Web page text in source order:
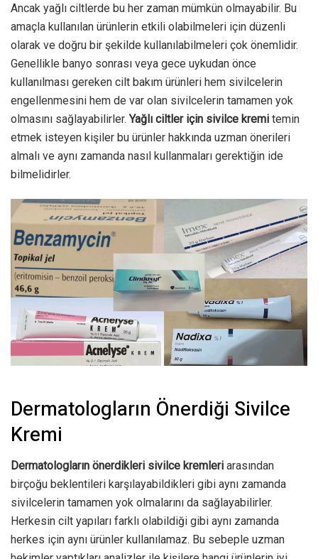
Ancak yağlı ciltlerde bu her zaman mümkün olmayabilir. Bu
amaçla kullanılan ürünlerin etkili olabilmeleri için düzenli
olarak ve doğru bir şekilde kullanılabilmeleri çok önemlidir.
Genellikle banyo sonrası veya gece uykudan önce
kullanılması gereken cilt bakım ürünleri hem sivilcelerin
engellenmesini hem de var olan sivilcelerin tamamen yok
olmasını sağlayabilirler.Yağlı ciltler için sivilce kremi temin
etmek isteyen kişiler bu ürünler hakkında uzman önerileri
almalı ve aynı zamanda nasıl kullanmaları gerektiğin ide
bilmelidirler.
Dermatologların Önerdiği Sivilce
Kremi
Dermatologların önerdikleri sivilce kremleri arasından
birçoğu beklentileri karşılayabildikleri gibi aynı zamanda
sivilcelerin tamamen yok olmalarını da sağlayabilirler.
Herkesin cilt yapıları farklı olabildiği gibi aynı zamanda
herkes için aynı ürünler kullanılamaz. Bu sebeple uzman